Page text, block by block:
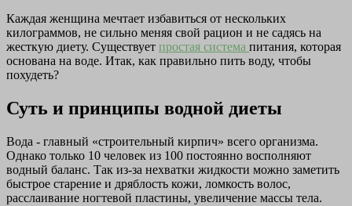
Каждая женщина мечтает избавиться от нескольких
килограммов, не сильно меняя свой рацион и не садясь на
жесткую диету. Существует простая система питания, которая
основана на воде. Итак, как правильно пить воду, чтобы
похудеть?
Суть и принципы водной диеты
Вода - главный «строительный кирпич» всего организма.
Однако только 10 человек из 100 постоянно восполняют
водный баланс. Так из-за нехватки жидкости можно заметить
быстрое старение и дряблость кожи, ломкость волос,
расслаивание ногтевой пластины, увеличение массы тела.